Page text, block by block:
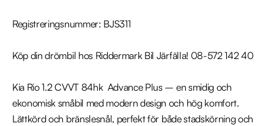
Registreringsnummer: BJS311
Köp din drömbil hos Riddermark Bil Järfälla! 08-572 142 40
Kia Rio 1.2 CVVT 84hk  Advance Plus – en smidig och
ekonomisk småbil med modern design och hög komfort.
Lättkörd och bränslesnål, perfekt för både stadskörning och